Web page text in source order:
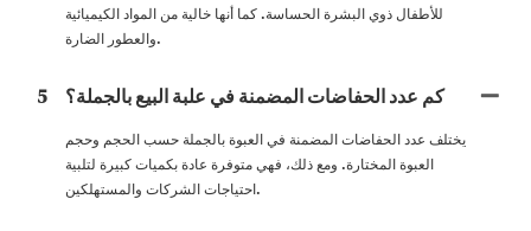
للأطفال ذوي البشرة الحساسة. كما أنها خالية من المواد الكيميائية
والعطور الضارة.
5 كم عدد الحفاضات المضمنة في علبة البيع بالجملة؟
يختلف عدد الحفاضات المضمنة في العبوة بالجملة حسب الحجم وحجم
العبوة المختارة. ومع ذلك، فهي متوفرة عادة بكميات كبيرة لتلبية
احتياجات الشركات والمستهلكين.